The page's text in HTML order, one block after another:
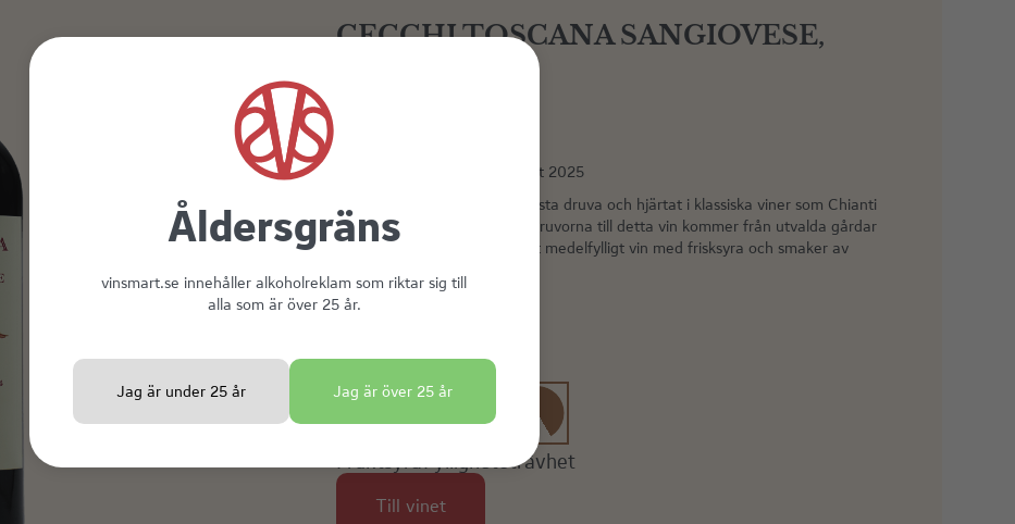
Åldersgräns
vinsmart.se innehåller alkoholreklam som riktar sig till
alla som är över 25 år.
Jag är under 25 år Jag är över 25 år
CECCHI TOSCANA SANGIOVESE,
-Niclas Tuomela, Vinsmart okt 2025
Sangiovese är Toscanas främsta druva och hjärtat i klassiska viner som Chianti
och Brunello di Montalcino. Druvorna till detta vin kommer från utvalda gårdar
runt om i Toscana och ger ett medelfylligt vin med frisksyra och smaker av
FruktsyraFyllighetSträvhet
Till vinet